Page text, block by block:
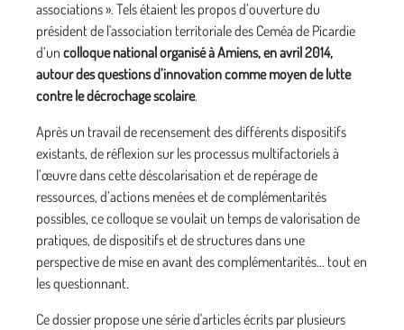
associations ». Tels étaient les propos d’ouverture du
président de l'association territoriale des Ceméa de Picardie
d’un colloque national organisé à Amiens, en avril 2014,
autour des questions d’innovation comme moyen de lutte
contre le décrochage scolaire.
Après un travail de recensement des différents dispositifs
existants, de réflexion sur les processus multifactoriels à
l’œuvre dans cette déscolarisation et de repérage de
ressources, d’actions menées et de complémentarités
possibles, ce colloque se voulait un temps de valorisation de
pratiques, de dispositifs et de structures dans une
perspective de mise en avant des complémentarités... tout en
les questionnant.
Ce dossier propose une série d'articles écrits par plusieurs